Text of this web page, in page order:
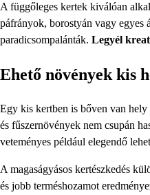
A függőleges kertek kiválóan
páfrányok, borostyán vagy
paradicsompalánták. Legyél
Ehető növények kis
Egy kis kertben is bőven van hely
és fűszernövények nem csupán
veteményes például elegendő
A magaságyásos kertészkedés
és jobb terméshozamot